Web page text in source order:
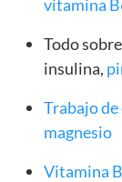
vitamina
Todo
insulina,
Trabajo
magnesio
Vitamina